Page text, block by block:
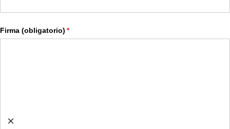
Firma (obligatorio) *
(required)
×